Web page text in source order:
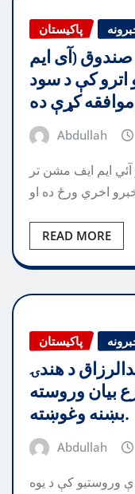
پاکیستان
صندوق (آی ایم
اترو کې د سود
Abdullah
ایم ایف مشن تر
READ MORE
پاکیستان
د هندۍ
بیان وروسته
بښنه وغوښته.
Abdullah
وروستیو کې د یوه